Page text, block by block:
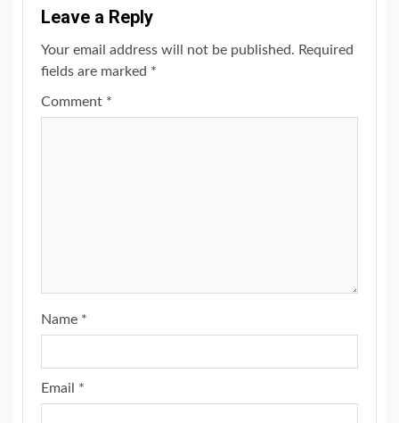
Leave a Reply
Your email address will not be published. Required
fields are marked *
Comment *
Name *
Email *